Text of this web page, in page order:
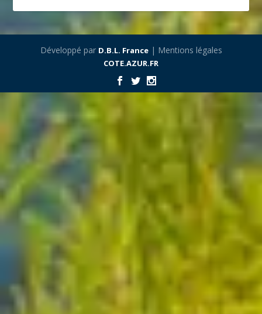
Développé par D.B.L. France| Mentions légales
COTE.AZUR.FR